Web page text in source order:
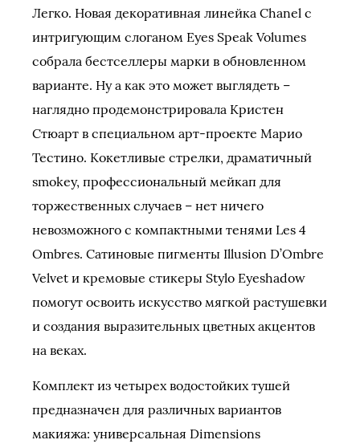
Легко. Новая декоративная линейка Chanel с
интригующим слоганом Eyes Speak Volumes
собрала бестселлеры марки в обновленном
варианте. Ну а как это может выглядеть –
наглядно продемонстрировала Кристен
Стюарт в специальном арт-проекте Марио
Тестино. Кокетливые стрелки, драматичный
smokey, профессиональный мейкап для
торжественных случаев – нет ничего
невозможного с компактными тенями Les 4
Ombres. Сатиновые пигменты Illusion D’Ombre
Velvet и кремовые стикеры Stylo Eyeshadow
помогут освоить искусство мягкой растушевки
и создания выразительных цветных акцентов
на веках.
Комплект из четырех водостойких тушей
предназначен для различных вариантов
макияжа: универсальная Dimensions